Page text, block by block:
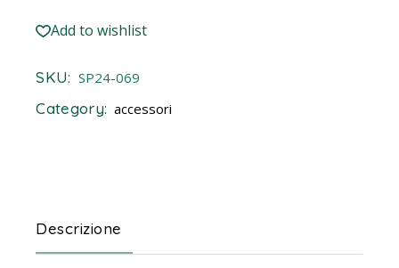
Add to wishlist
SKU: SP24-069
Category: accessori
Descrizione